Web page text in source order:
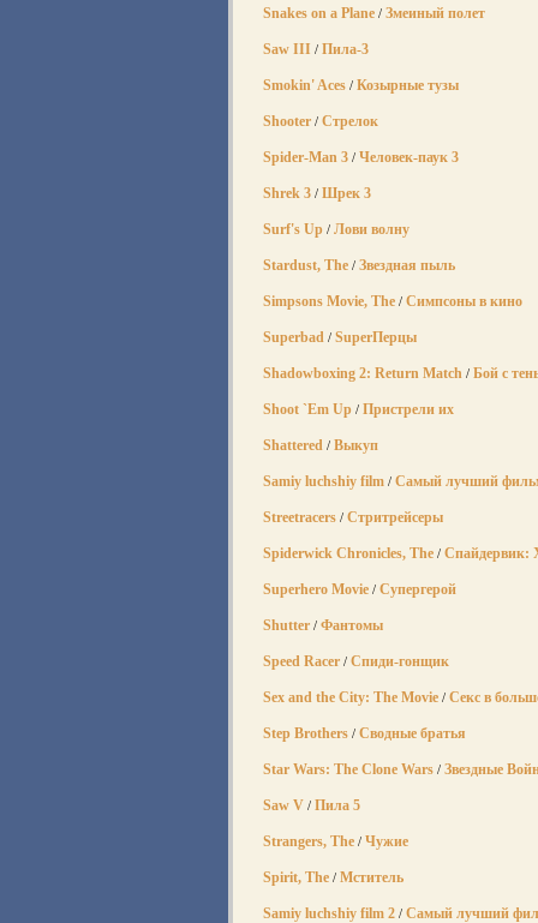
Snakes on a Plane / Змеиный полет
Saw III / Пила-3
Smokin' Aces / Козырные тузы
Shooter / Стрелок
Spider-Man 3 / Человек-паук 3
Shrek 3 / Шрек 3
Surf's Up / Лови волну
Stardust, The / Звездная пыль
Simpsons Movie, The / Симпсоны в кино
Superbad / SuperПерцы
Shadowboxing 2: Return Match / Бой с
Shoot `Em Up / Пристрели их
Shattered / Выкуп
Samiy luchshiy film / Самый лучший
Streetracers / Стритрейсеры
Spiderwick Chronicles, The / Спайдервик:
Superhero Movie / Супергерой
Shutter / Фантомы
Speed Racer / Спиди-гонщик
Sex and the City: The Movie / Секс в
Step Brothers / Сводные братья
Star Wars: The Clone Wars / Звездные
Saw V / Пила 5
Strangers, The / Чужие
Spirit, The / Мститель
Samiy luchshiy film 2 / Самый лучший